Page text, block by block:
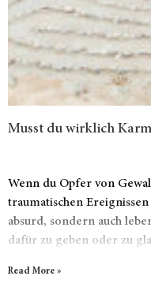
Musst du wirklich
Wenn du Opfer von
traumatischen
absurd, sondern auch
dafür zu geben oder zu
Read More »